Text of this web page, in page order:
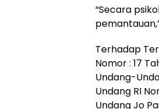
“Secara
Terhadap
Nomor : 17
Undang-
Undang RI
Undang Jo